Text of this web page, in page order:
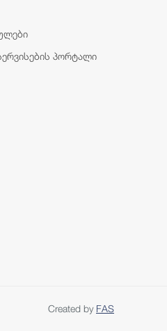
პორტალი
Created by FAS